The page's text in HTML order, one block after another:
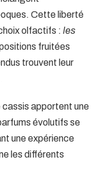
Cette liberté
olfactifs : les
fruitées
trouvent leur
cassis apportent une
évolutifs se
une expérience
les différents